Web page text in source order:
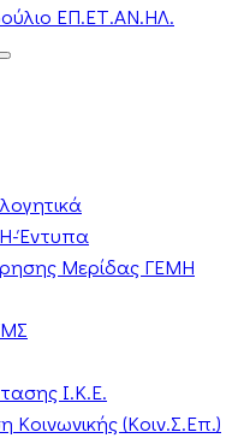
ΕΠ.ΕΤ.ΑΝ.ΗΛ.
Έντυπα
Μερίδας ΓΕΜΗ
Ι.Κ.Ε.
Κοινωνικής (Κοιν.Σ.Επ.)